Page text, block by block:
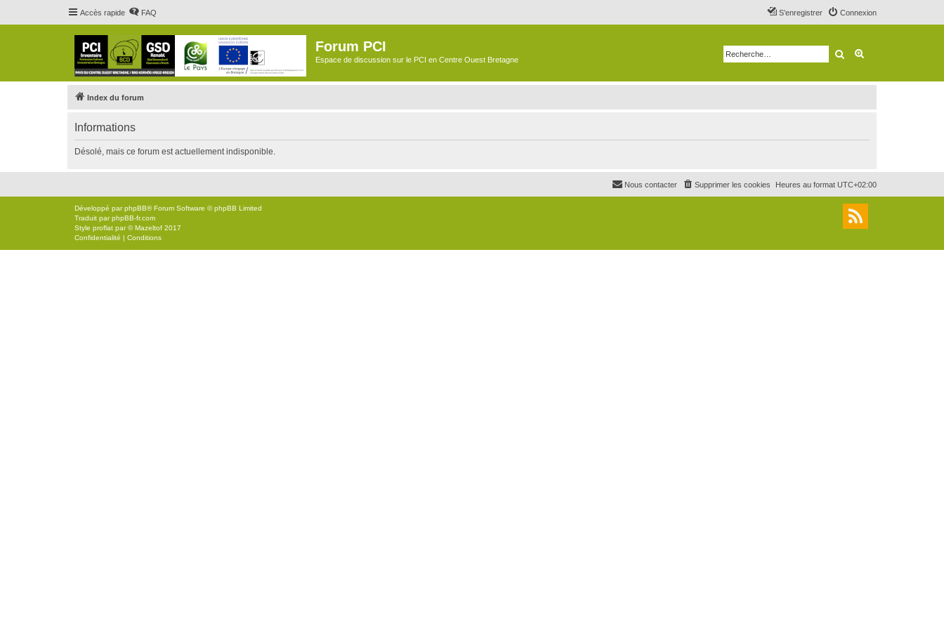
Accès rapide FAQ Connexion
S’enregistrer
Forum PCI
Espace de discussion sur le PCI en Centre Ouest Bretagne Rechercher
Index du forum
Informations
Désolé, mais ce forum est actuellement indisponible.
Heures au format UTC+02:00
Supprimer les cookies
Nous contacter
Développé parphpBB® Forum Software © phpBB Limited
Traduit parphpBB-fr.com
Style proflat par ©Mazeltof 2017
Confidentialité | Conditions